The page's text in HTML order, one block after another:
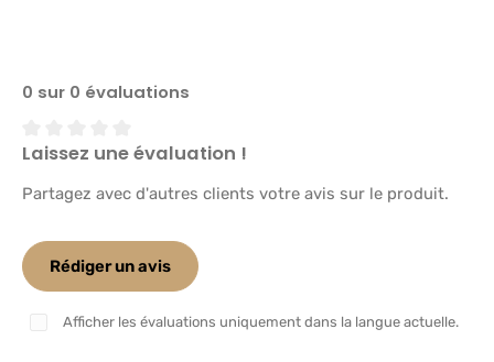
0 sur 0 évaluations
Note moyenne de 0 sur 5 étoiles
Laissez une évaluation !
Partagez avec d'autres clients votre avis sur le produit.
Rédiger un avis
Afficher les évaluations uniquement dans la langue actuelle.